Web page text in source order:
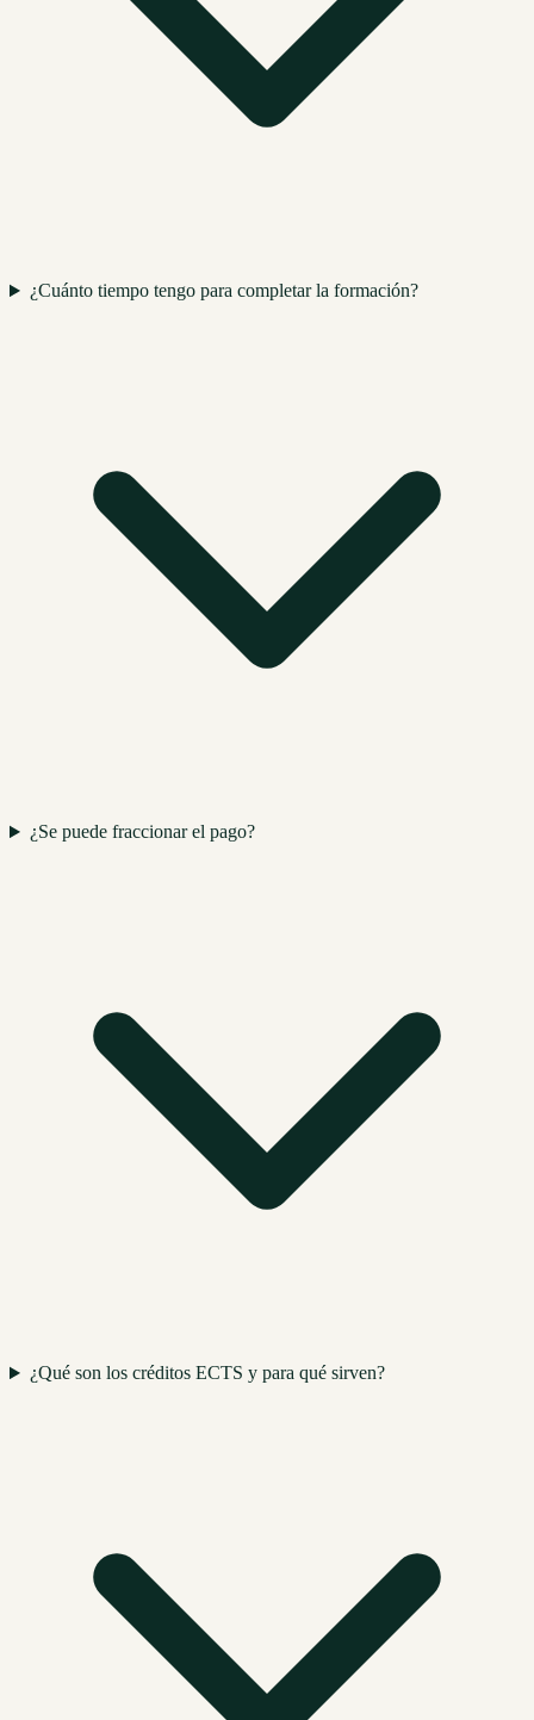
¿Cuánto tiempo tengo para completar la formación?
¿Se puede fraccionar el pago?
¿Qué son los créditos ECTS y para qué sirven?